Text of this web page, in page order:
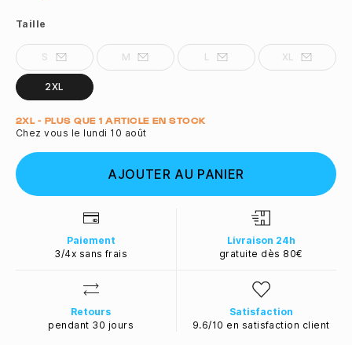
Taille
S M L XL
2XL
Quantité
2XL - PLUS QUE 1 ARTICLE EN STOCK
Chez vous le lundi 10 août
AJOUTER AU PANIER
Paiement
3/4x sans frais
Livraison 24h
gratuite dès 80€
Retours
pendant 30 jours
Satisfaction
9.6/10 en satisfaction client